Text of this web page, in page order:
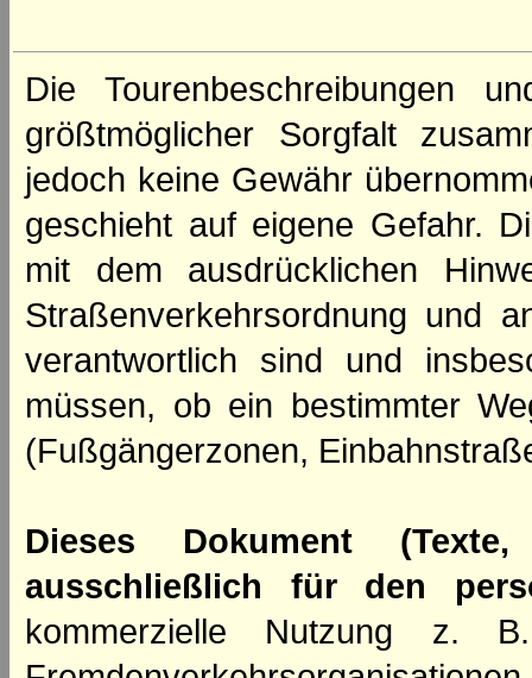
Die Tourenbeschreibungen
größtmöglicher Sorgfalt
jedoch keine Gewähr
geschieht auf eigene Gefahr.
mit dem ausdrücklichen
Straßenverkehrsordnung und
verantwortlich sind und
müssen, ob ein bestimmter
(Fußgängerzonen,
Dieses Dokument
ausschließlich für den
kommerzielle Nutzung z.